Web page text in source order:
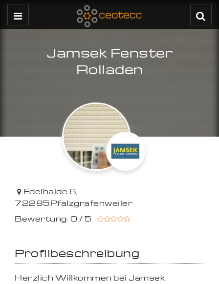
Jamsek Fenster
Rolladen
Edelhalde 6,
72285Pfalzgrafenweiler
Bewertung: 0 / 5
Profilbeschreibung
Herzlich Willkommen bei Jamsek